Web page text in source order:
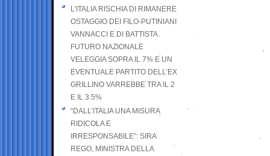
L’ITALIA RISCHIA DI RIMANERE
OSTAGGIO DEI FILO-PUTINIANI
VANNACCI E DI BATTISTA.
FUTURO NAZIONALE
VELEGGIA SOPRA IL 7% E UN
EVENTUALE PARTITO DELL’EX
GRILLINO VARREBBE TRA IL 2
E IL 3.5%
“DALL’ITALIA UNA MISURA
RIDICOLA E
IRRESPONSABILE”: SIRA
REGO, MINISTRA DELLA